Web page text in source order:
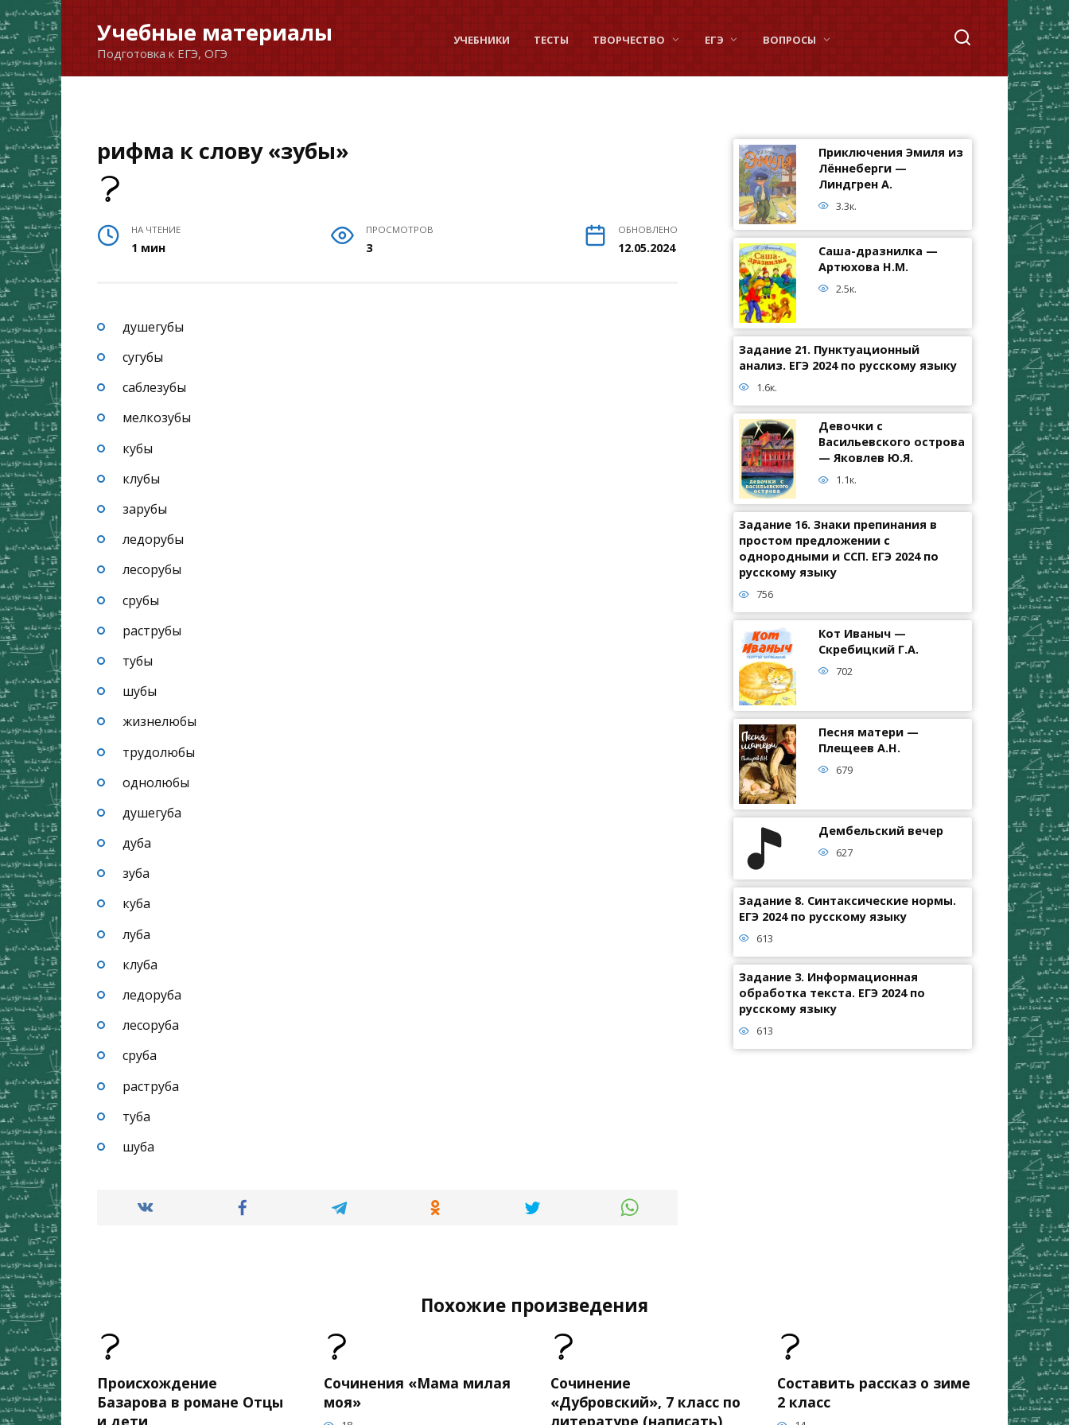
Перейти
к
содержанию
Учебные материалы
Подготовка к ЕГЭ, ОГЭ
УЧЕБНИКИ ТЕСТЫ ТВОРЧЕСТВО ЕГЭ ВОПРОСЫ
рифма к слову «зубы»
НА ЧТЕНИЕ
1 мин
ПРОСМОТРОВ
3
ОБНОВЛЕНО
12.05.2024
душегубы
сугубы
саблезубы
мелкозубы
кубы
клубы
зарубы
ледорубы
лесорубы
срубы
раструбы
тубы
шубы
жизнелюбы
трудолюбы
однолюбы
душегуба
дуба
зуба
куба
луба
клуба
ледоруба
лесоруба
сруба
раструба
туба
шуба
Приключения Эмиля из
Лённеберги —
Линдгрен А.
3.3к.
Саша-дразнилка —
Артюхова Н.М.
2.5к.
Задание 21. Пунктуационный
анализ. ЕГЭ 2024 по русскому языку
1.6к.
Девочки с
Васильевского острова
— Яковлев Ю.Я.
1.1к.
Задание 16. Знаки препинания в
простом предложении с
однородными и ССП. ЕГЭ 2024 по
русскому языку
756
Кот Иваныч —
Скребицкий Г.А.
702
Песня матери —
Плещеев А.Н.
679
Дембельский вечер
627
Задание 8. Синтаксические нормы.
ЕГЭ 2024 по русскому языку
613
Задание 3. Информационная
обработка текста. ЕГЭ 2024 по
русскому языку
613
Похожие произведения
Происхождение
Базарова в романе Отцы
и дети
Сочинения «Мама милая
моя»
Сочинение
«Дубровский», 7 класс по
литературе (написать)
Составить рассказ о зиме
2 класс